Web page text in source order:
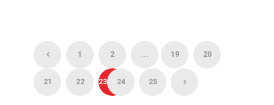
1 2 ... 19 20
21 22 23 24 25